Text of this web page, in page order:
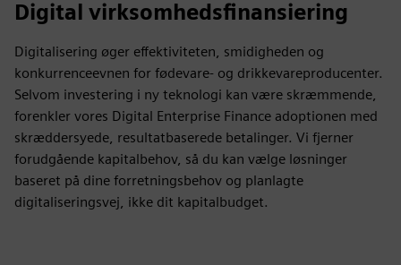
Digital virksomhedsfinansiering
Digitalisering øger effektiviteten, smidigheden og
konkurrenceevnen for fødevare- og drikkevareproducenter.
Selvom investering i ny teknologi kan være skræmmende,
forenkler vores Digital Enterprise Finance adoptionen med
skræddersyede, resultatbaserede betalinger. Vi fjerner
forudgående kapitalbehov, så du kan vælge løsninger
baseret på dine forretningsbehov og planlagte
digitaliseringsvej, ikke dit kapitalbudget.